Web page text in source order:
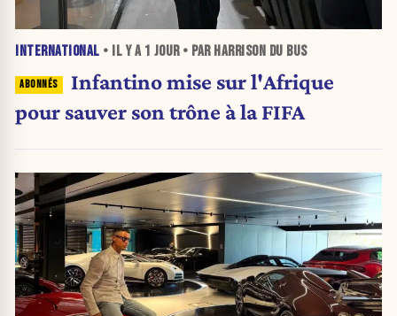
INTERNATIONAL • IL Y A 1 JOUR• PAR HARRISON DU BUS
Infantino mise sur l'Afrique
pour sauver son trône à la FIFA